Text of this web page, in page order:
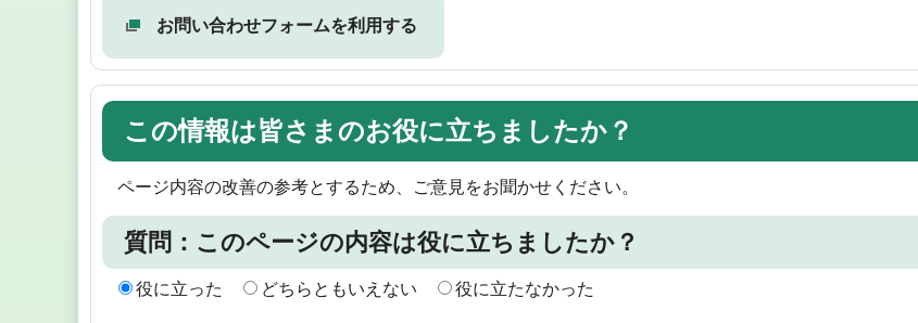
お問い合わせフォームを利用する
この情報は皆さまのお役に立ちましたか？
ページ内容の改善の参考とするため、ご意見をお聞かせください。
質問：このページの内容は役に立ちましたか？
役に立った どちらともいえない 役に立たなかった